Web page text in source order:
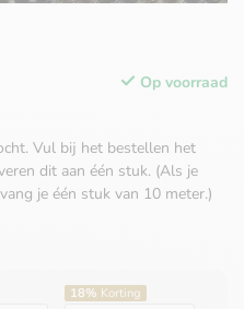
Op voorraad
Vul bij het bestellen het
dit aan één stuk. (Als je
je één stuk van 10 meter.)
18% Korting